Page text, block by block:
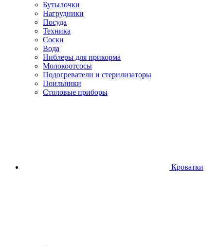
Бутылочки
Нагрудники
Посуда
Техника
Соски
Вода
Ниблеры для прикорма
Молокоотсосы
Подогреватели и стерилизаторы
Поильники
Столовые приборы
Кроватки